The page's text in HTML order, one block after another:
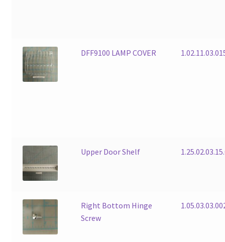
DFF9100 LAMP COVER
Upper Door Shelf
Right Bottom Hinge
Screw